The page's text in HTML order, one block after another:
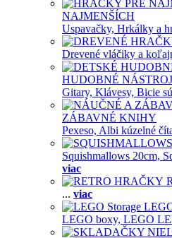
NAJMENŠÍCH
Uspavačky, Hrkálky a
Drevené vláčiky a
HUDOBNÉ
Gitary, Klávesy, Bicie
ZÁBAVNÉ KNIHY
Pexeso, Albi kúzelné
Squishmallows 20cm,
viac
... viac
LEGO boxy, LEGO